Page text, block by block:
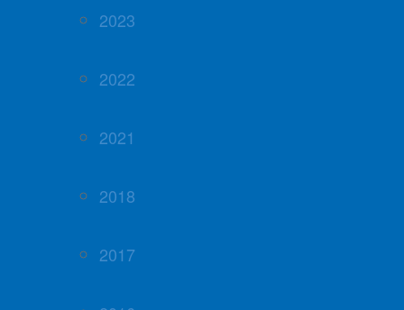
2023
2022
2021
2018
2017